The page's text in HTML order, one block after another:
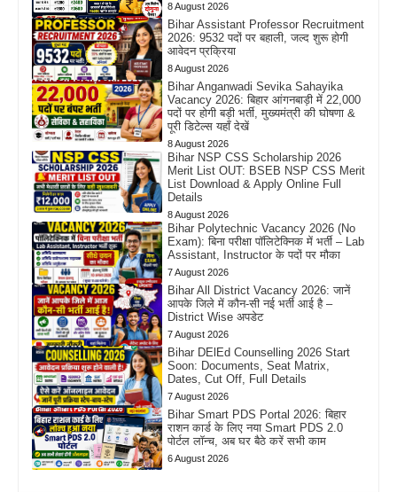
8 August 2026
Bihar Assistant Professor Recruitment
2026: 9532 पदों पर बहाली, जल्द शुरू होगी
आवेदन प्रक्रिया
8 August 2026
Bihar Anganwadi Sevika Sahayika
Vacancy 2026: बिहार आंगनबाड़ी में 22,000
पदों पर होगी बड़ी भर्ती, मुख्यमंत्री की घोषणा &
पूरी डिटेल्स यहाँ देखें
8 August 2026
Bihar NSP CSS Scholarship 2026
Merit List OUT: BSEB NSP CSS Merit
List Download & Apply Online Full
Details
8 August 2026
Bihar Polytechnic Vacancy 2026 (No
Exam): बिना परीक्षा पॉलिटेक्निक में भर्ती – Lab
Assistant, Instructor के पदों पर मौका
7 August 2026
Bihar All District Vacancy 2026: जानें
आपके जिले में कौन-सी नई भर्ती आई है –
District Wise अपडेट
7 August 2026
Bihar DElEd Counselling 2026 Start
Soon: Documents, Seat Matrix,
Dates, Cut Off, Full Details
7 August 2026
Bihar Smart PDS Portal 2026: बिहार
राशन कार्ड के लिए नया Smart PDS 2.0
पोर्टल लॉन्च, अब घर बैठे करें सभी काम
6 August 2026